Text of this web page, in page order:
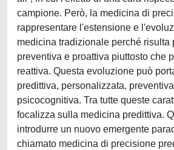
campione. Però, la medicina di
rappresentare l'estensione e
medicina tradizionale perché risulta
preventiva e proattiva piuttosto che
reattiva. Questa evoluzione può
predittiva, personalizzata,
psicocognitiva. Tra tutte queste
focalizza sulla medicina predittiva.
introdurre un nuovo emergente
chiamato medicina di precisione